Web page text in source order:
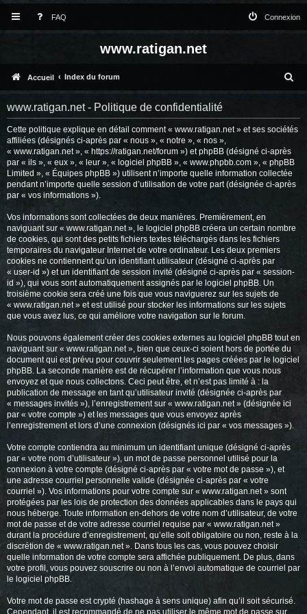
FAQ Connexion
www.ratigan.net
Accueil Index du forum
www.ratigan.net - Politique de confidentialité
Cette politique explique en détail comment « www.ratigan.net » et ses sociétés
affiliées (désignés ci-après par « nous », « notre », « nos »,
« www.ratigan.net », « https://ratigan.net/forum ») et phpBB (désigné ci-après
par « ils », « eux », « leur », « logiciel phpBB », « www.phpbb.com », « phpBB
Limited », « Équipes phpBB ») utilisent n’importe quelle information collectée
pendant n’importe quelle session d’utilisation de votre part (désignée ci-après
par « vos informations »).
Vos informations sont collectées de deux manières. Premièrement, en
naviguant sur « www.ratigan.net », le logiciel phpBB créera un certain nombre
de cookies, qui sont des petits fichiers textes téléchargés dans les fichiers
temporaires du navigateur Internet de votre ordinateur. Les deux premiers
cookies ne contiennent qu’un identifiant utilisateur (désigné ci-après par
« user-id ») et un identifiant de session invité (désigné ci-après par « session-
id »), qui vous sont automatiquement assignés par le logiciel phpBB. Un
troisième cookie sera créé une fois que vous naviguerez sur les sujets de
« www.ratigan.net » et est utilisé pour stocker les informations sur les sujets
que vous avez lus, ce qui améliore votre navigation sur le forum.
Nous pouvons également créer des cookies externes au logiciel phpBB tout en
naviguant sur « www.ratigan.net », bien que ceux-ci soient hors de portée du
document qui est prévu pour couvrir seulement les pages créées par le logiciel
phpBB. La seconde manière est de récupérer l’information que vous nous
envoyez et que nous collectons. Ceci peut être, et n’est pas limité à : la
publication de message en tant qu’utilisateur invité (désignée ci-après par
« messages invités »), l’enregistrement sur « www.ratigan.net » (désignée ici
par « votre compte ») et les messages que vous envoyez après
l’enregistrement et lors d’une connexion (désignés ici par « vos messages »).
Votre compte contiendra au minimum un identifiant unique (désigné ci-après
par « votre nom d’utilisateur »), un mot de passe personnel utilisé pour la
connexion à votre compte (désigné ci-après par « votre mot de passe »), et
une adresse courriel personnelle valide (désignée ci-après par « votre
courriel »). Vos informations pour votre compte sur « www.ratigan.net » sont
protégées par les lois de protection des données applicables dans le pays qui
nous héberge. Toute information en-dehors de votre nom d’utilisateur, de votre
mot de passe et de votre adresse courriel requise par « www.ratigan.net »
durant la procédure d’enregistrement, qu’elle soit obligatoire ou non, reste à la
discrétion de « www.ratigan.net ». Dans tous les cas, vous pouvez choisir
quelle information de votre compte sera affichée publiquement. De plus, dans
votre profil, vous pouvez souscrire ou non à l’envoi automatique de courriel par
le logiciel phpBB.
Votre mot de passe est crypté (hashage à sens unique) afin qu’il soit sécurisé.
Cependant, il est recommandé de ne pas utiliser le même mot de passe sur